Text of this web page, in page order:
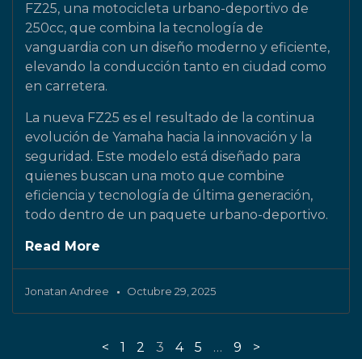
FZ25, una motocicleta urbano-deportivo de
250cc, que combina la tecnología de
vanguardia con un diseño moderno y eficiente,
elevando la conducción tanto en ciudad como
en carretera.
La nueva FZ25 es el resultado de la continua
evolución de Yamaha hacia la innovación y la
seguridad. Este modelo está diseñado para
quienes buscan una moto que combine
eficiencia y tecnología de última generación,
todo dentro de un paquete urbano-deportivo.
Read More
Jonatan Andree Octubre 29, 2025
< 1 2 3 4 5 … 9 >